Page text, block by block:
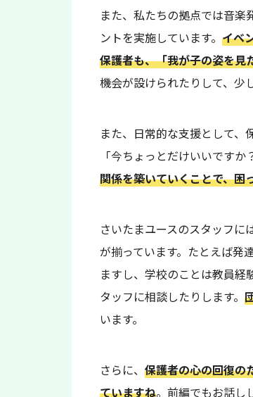
また、私たちの拠点では音
ントを実施しています。 イベ
保護者も、「我が子の姿を見
機会が設けられたりして、少
また、日常的な支援として
「今ちょっとだけいいです
関係を築いていくことで、困
さいたまユースのスタッフに
が揃っています。たとえば発
ますし、学校のことは教員
タッフに相談したりします。
います。
さらに、 保護者の心の回復の
ていますね。前編でもお話し